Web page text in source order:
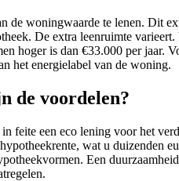
woningwaarde te lenen. Dit
De extra leenruimte
hoger is dan €33.000 per
het energielabel van de woning.
de voordelen?
feite een eco lening voor het
wat u duizenden
Een